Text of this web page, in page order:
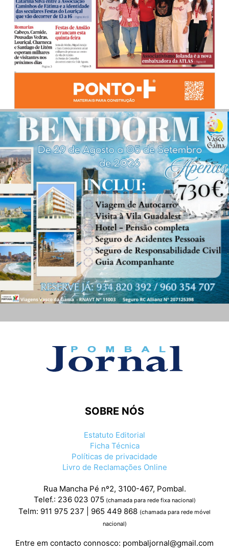
SOBRE NÓS
Estatuto Editorial
Ficha Técnica
Políticas de privacidade
Livro de Reclamações Online
Rua Mancha Pé nº2, 3100-467, Pombal.
Telef.: 236 023 075 (chamada para rede fixa nacional)
Telm: 911 975 237 | 965 449 868 (chamada para rede móvel
nacional)
Entre em contacto connosco: pombaljornal@gmail.com